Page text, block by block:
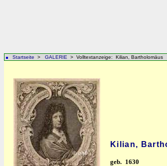
Startseite > GALERIE > Volltextanzeige: Kilian, Bartholomäus
Kilian,
geb. 1630